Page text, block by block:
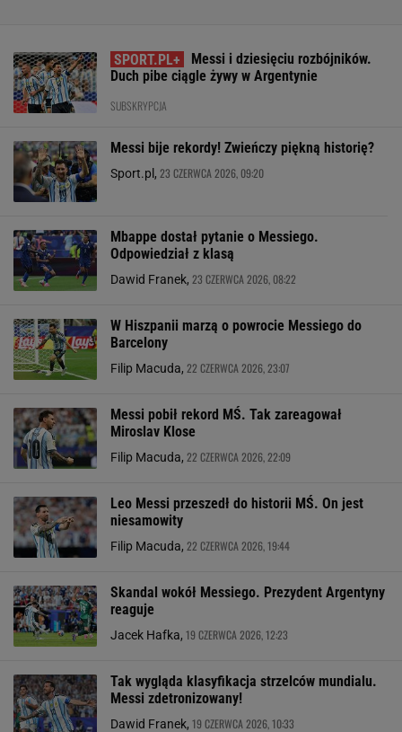
Messi i dziesięciu rozbójników.
Duch pibe ciągle żywy w Argentynie
SUBSKRYPCJA
Messi bije rekordy! Zwieńczy piękną historię?
Sport.pl, 23 CZERWCA 2026, 09:20
Mbappe dostał pytanie o Messiego.
Odpowiedział z klasą
Dawid Franek, 23 CZERWCA 2026, 08:22
W Hiszpanii marzą o powrocie Messiego do
Barcelony
Filip Macuda, 22 CZERWCA 2026, 23:07
Messi pobił rekord MŚ. Tak zareagował
Miroslav Klose
Filip Macuda, 22 CZERWCA 2026, 22:09
Leo Messi przeszedł do historii MŚ. On jest
niesamowity
Filip Macuda, 22 CZERWCA 2026, 19:44
Skandal wokół Messiego. Prezydent Argentyny
reaguje
Jacek Hafka, 19 CZERWCA 2026, 12:23
Tak wygląda klasyfikacja strzelców mundialu.
Messi zdetronizowany!
Dawid Franek, 19 CZERWCA 2026, 10:33